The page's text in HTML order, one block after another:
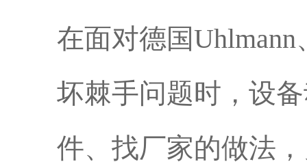
在面对德国
坏棘手问题时，设
件、找厂家的做法